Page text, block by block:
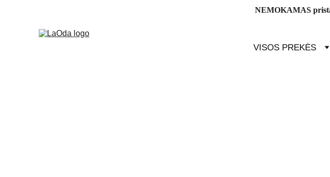
NEMOKAMAS
VISOS PREKĖS